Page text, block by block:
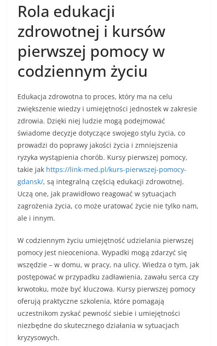
Rola edukacji
zdrowotnej i kursów
pierwszej pomocy w
codziennym życiu
Edukacja zdrowotna to proces, który ma na celu
zwiększenie wiedzy i umiejętności jednostek w zakresie
zdrowia. Dzięki niej ludzie mogą podejmować
świadome decyzje dotyczące swojego stylu życia, co
prowadzi do poprawy jakości życia i zmniejszenia
ryzyka wystąpienia chorób. Kursy pierwszej pomocy,
takie jak https://link-med.pl/kurs-pierwszej-pomocy-
gdansk/, są integralną częścią edukacji zdrowotnej.
Uczą one, jak prawidłowo reagować w sytuacjach
zagrożenia życia, co może uratować życie nie tylko nam,
ale i innym.
W codziennym życiu umiejętność udzielania pierwszej
pomocy jest nieoceniona. Wypadki mogą zdarzyć się
wszędzie – w domu, w pracy, na ulicy. Wiedza o tym, jak
postępować w przypadku zadławienia, zawału serca czy
krwotoku, może być kluczowa. Kursy pierwszej pomocy
oferują praktyczne szkolenia, które pomagają
uczestnikom zyskać pewność siebie i umiejętności
niezbędne do skutecznego działania w sytuacjach
kryzysowych.